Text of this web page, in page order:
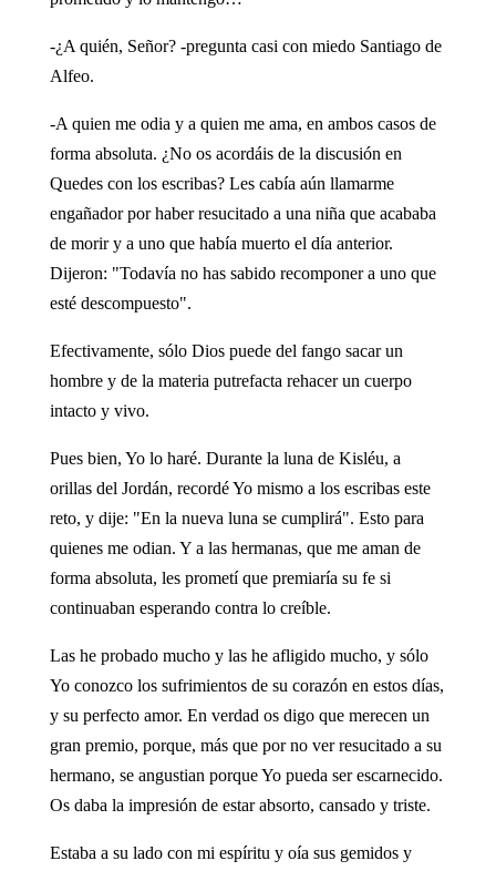
-¿A quién, Señor? -pregunta casi con miedo Santiago de
Alfeo.
-A quien me odia y a quien me ama, en ambos casos de
forma absoluta. ¿No os acordáis de la discusión en
Quedes con los escribas? Les cabía aún llamarme
engañador por haber resucitado a una niña que acababa
de morir y a uno que había muerto el día anterior.
Dijeron: "Todavía no has sabido recomponer a uno que
esté descompuesto".
Efectivamente, sólo Dios puede del fango sacar un
hombre y de la materia putrefacta rehacer un cuerpo
intacto y vivo.
Pues bien, Yo lo haré. Durante la luna de Kisléu, a
orillas del Jordán, recordé Yo mismo a los escribas este
reto, y dije: "En la nueva luna se cumplirá". Esto para
quienes me odian. Y a las hermanas, que me aman de
forma absoluta, les prometí que premiaría su fe si
continuaban esperando contra lo creíble.
Las he probado mucho y las he afligido mucho, y sólo
Yo conozco los sufrimientos de su corazón en estos días,
y su perfecto amor. En verdad os digo que merecen un
gran premio, porque, más que por no ver resucitado a su
hermano, se angustian porque Yo pueda ser escarnecido.
Os daba la impresión de estar absorto, cansado y triste.
Estaba a su lado con mi espíritu y oía sus gemidos y